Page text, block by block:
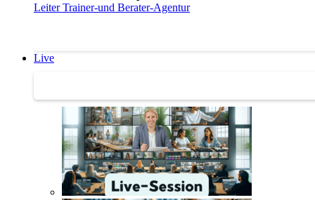
Leiter Trainer-und Berater-Agentur
Live